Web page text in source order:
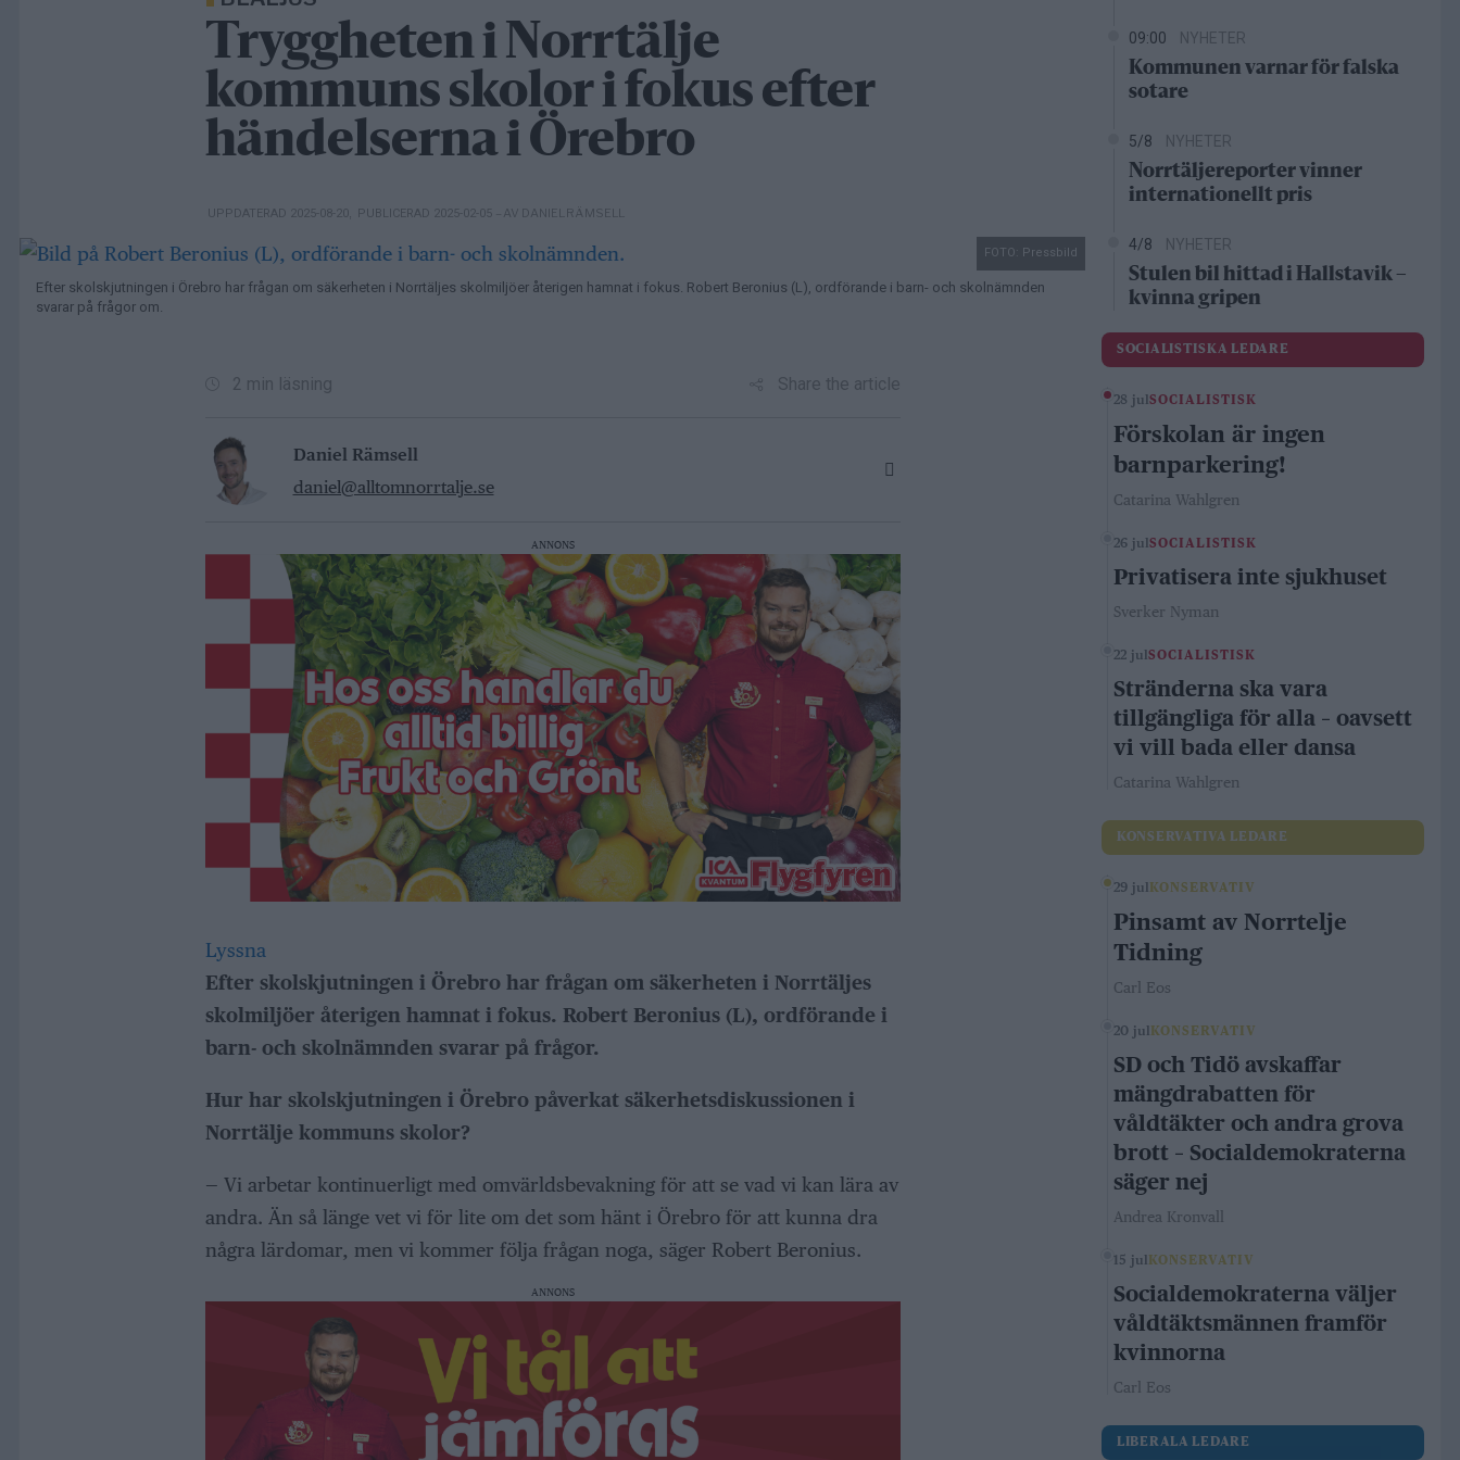
Tryggheten i Norrtälje
kommuns skolor i fokus efter
händelserna i Örebro
UPPDATERAD 2025-08-20, PUBLICERAD 2025-02-05 – AV DANIEL RÄMSELL
FOTO: Pressbild
Efter skolskjutningen i Örebro har frågan om säkerheten i Norrtäljes skolmiljöer återigen hamnat i fokus. Robert Beronius (L), ordförande i barn- och skolnämnden
svarar på frågor om.
2 min läsning Share the article
Daniel Rämsell
daniel@alltomnorrtalje.se
ANNONS
Lyssna
Efter skolskjutningen i Örebro har frågan om säkerheten i Norrtäljes
skolmiljöer återigen hamnat i fokus. Robert Beronius (L), ordförande i
barn- och skolnämnden svarar på frågor.
Hur har skolskjutningen i Örebro påverkat säkerhetsdiskussionen i
Norrtälje kommuns skolor?
— Vi arbetar kontinuerligt med omvärldsbevakning för att se vad vi kan lära av
andra. Än så länge vet vi för lite om det som hänt i Örebro för att kunna dra
några lärdomar, men vi kommer följa frågan noga, säger Robert Beronius.
ANNONS
09:00 NYHETER
Kommunen varnar för falska
sotare
5/8 NYHETER
Norrtäljereporter vinner
internationellt pris
4/8 NYHETER
Stulen bil hittad i Hallstavik –
kvinna gripen
SOCIALISTISKA LEDARE
28 julSOCIALISTISK
Förskolan är ingen
barnparkering!
Catarina Wahlgren
26 julSOCIALISTISK
Privatisera inte sjukhuset
Sverker Nyman
22 julSOCIALISTISK
Stränderna ska vara
tillgängliga för alla – oavsett
vi vill bada eller dansa
Catarina Wahlgren
KONSERVATIVA LEDARE
29 jul KONSERVATIV
Pinsamt av Norrtelje
Tidning
Carl Eos
20 jul KONSERVATIV
SD och Tidö avskaffar
mängdrabatten för
våldtäkter och andra grova
brott – Socialdemokraterna
säger nej
Andrea Kronvall
15 jul KONSERVATIV
Socialdemokraterna väljer
våldtäktsmännen framför
kvinnorna
Carl Eos
LIBERALA LEDARE